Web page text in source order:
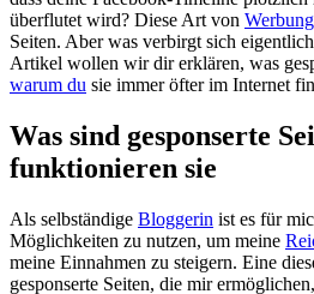
überflutet⁢ wird? ‍Diese Art ⁤von⁢ Werbung
⁢Seiten. Aber was verbirgt sich‌
‍Artikel ‌wollen wir dir erklären, was
warum du sie ​immer öfter ​im ⁤Internet
Was sind gesponserte‍
funktionieren sie
Als selbständige Bloggerin ist es für‍
Möglichkeiten zu nutzen, ⁢um meine
meine​ Einnahmen zu steigern. Eine⁢
gesponserte Seiten, die‌ mir